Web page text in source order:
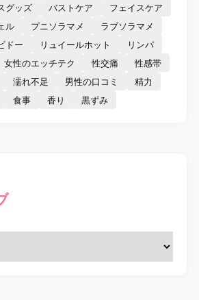
グッズ バストケア
フェイスケア
ル プニソラマメ
ラブソラマメ
ドー リュイールホット
リンパ
女性のエッチテク 性交痛
性感帯
濡れ不足 男性の口コミ
精力
食事 香り 黒ずみ